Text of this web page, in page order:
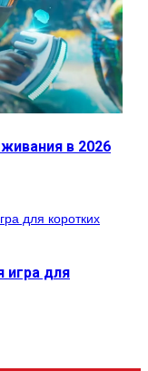
в 2026
игра для